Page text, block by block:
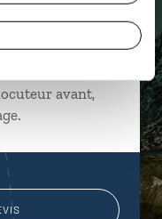
nos studios
par email ou
avant,